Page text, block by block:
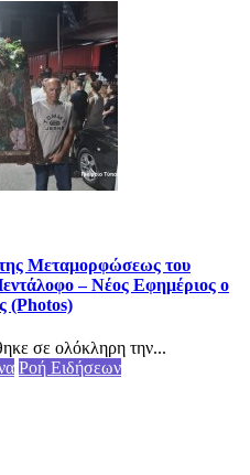
Μεταμορφώσεως του
– Nέος Εφημέριος ο
(Photos)
σε ολόκληρη την...
Ροή Ειδήσεων